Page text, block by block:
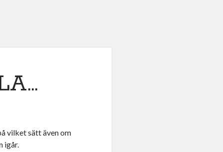
vilket sätt även om
igår.